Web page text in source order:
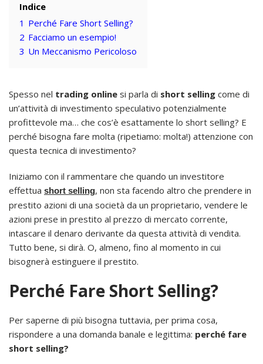
Indice
1 Perché Fare Short Selling?
2 Facciamo un esempio!
3 Un Meccanismo Pericoloso
Spesso nel trading online si parla di short selling come di
un’attività di investimento speculativo potenzialmente
profittevole ma… che cos’è esattamente lo short selling? E
perché bisogna fare molta (ripetiamo: molta!) attenzione con
questa tecnica di investimento?
Iniziamo con il rammentare che quando un investitore
effettua short selling, non sta facendo altro che prendere in
prestito azioni di una società da un proprietario, vendere le
azioni prese in prestito al prezzo di mercato corrente,
intascare il denaro derivante da questa attività di vendita.
Tutto bene, si dirà. O, almeno, fino al momento in cui
bisognerà estinguere il prestito.
Perché Fare Short Selling?
Per saperne di più bisogna tuttavia, per prima cosa,
rispondere a una domanda banale e legittima: perché fare
short selling?